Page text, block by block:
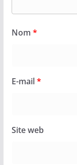
Nom *
E-mail*
Site web